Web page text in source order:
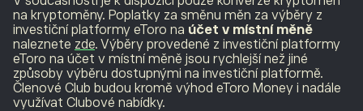
na kryptoměny. Poplatky za směnu měn za výběry z
investiční platformy eToro na účet v místní měně
naleznete zde. Výběry provedené z investiční platformy
eToro na účet v místní měně jsou rychlejší než jiné
způsoby výběru dostupnými na investiční platformě.
Členové Club budou kromě výhod eToro Money i nadále
využívat Clubové nabídky.